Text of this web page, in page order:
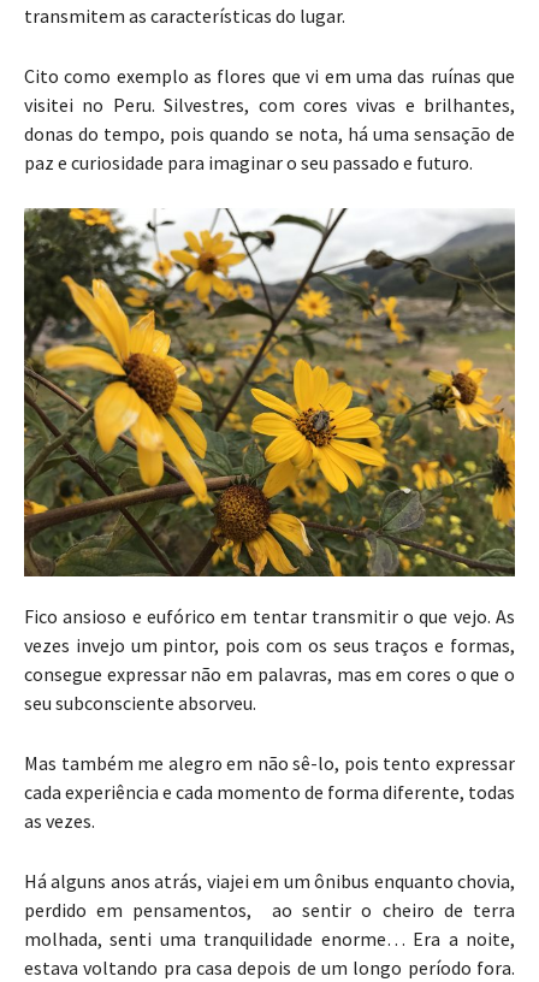
transmitem as características do lugar.
Cito como exemplo as flores que vi em uma das ruínas que
visitei no Peru. Silvestres, com cores vivas e brilhantes,
donas do tempo, pois quando se nota, há uma sensação de
paz e curiosidade para imaginar o seu passado e futuro.
Fico ansioso e eufórico em tentar transmitir o que vejo. As
vezes invejo um pintor, pois com os seus traços e formas,
consegue expressar não em palavras, mas em cores o que o
seu subconsciente absorveu.
Mas também me alegro em não sê-lo, pois tento expressar
cada experiência e cada momento de forma diferente, todas
as vezes.
Há alguns anos atrás, viajei em um ônibus enquanto chovia,
perdido em pensamentos, ao sentir o cheiro de terra
molhada, senti uma tranquilidade enorme… Era a noite,
estava voltando pra casa depois de um longo período fora.